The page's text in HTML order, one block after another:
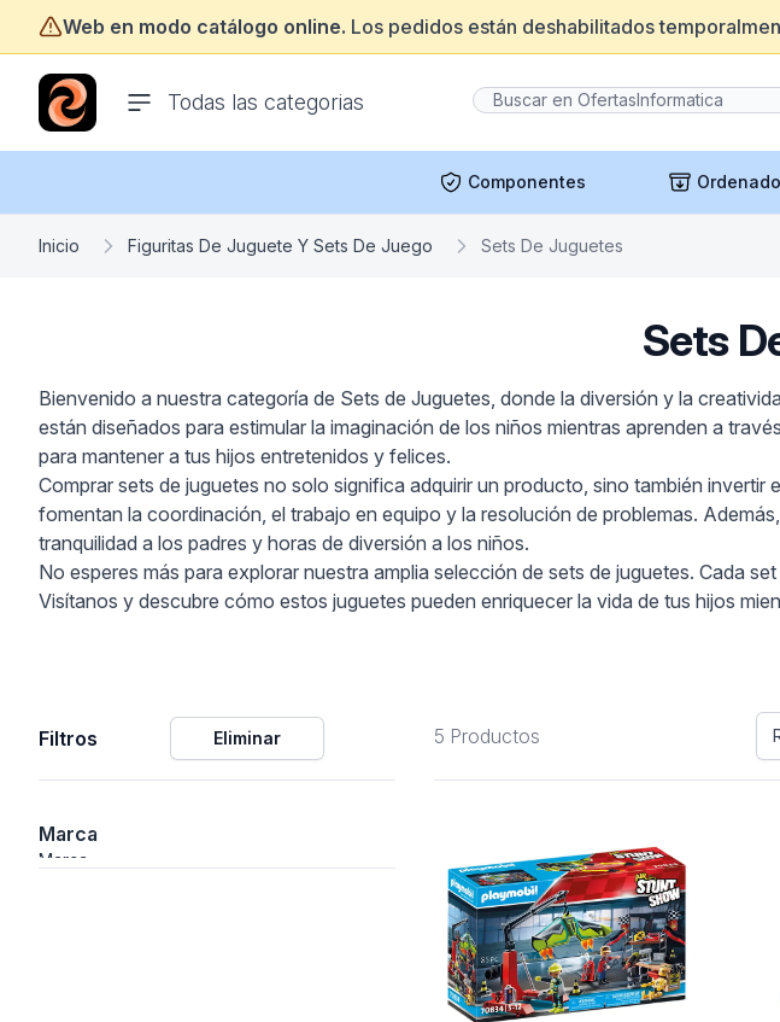
Web en modo catálogo online. Los pedidos están deshabilitados
Todas las categorias
ofertasinformatica.com
Componentes
Inicio Figuritas De Juguete Y Sets De Juego Sets De Juguetes
Sets
Bienvenido a nuestra categoría de Sets de Juguetes, donde la diversión y la
están diseñados para estimular la imaginación de los niños mientras aprenden a
para mantener a tus hijos entretenidos y felices.
Comprar sets de juguetes no solo significa adquirir un producto, sino también
fomentan la coordinación, el trabajo en equipo y la resolución de problemas.
tranquilidad a los padres y horas de diversión a los niños.
No esperes más para explorar nuestra amplia selección de sets de juguetes. Cada
Visítanos y descubre cómo estos juguetes pueden enriquecer la vida de tus hijos
Filtros Eliminar
Marca
Marca
5 Productos